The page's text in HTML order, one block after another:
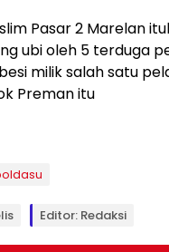
Pasar 2 Marelan
ubi oleh 5 terduga
milik salah satu
Preman itu
Editor: Redaksi